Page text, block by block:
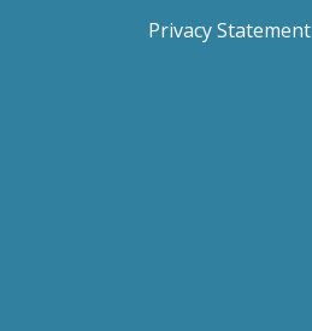
Privacy Statement